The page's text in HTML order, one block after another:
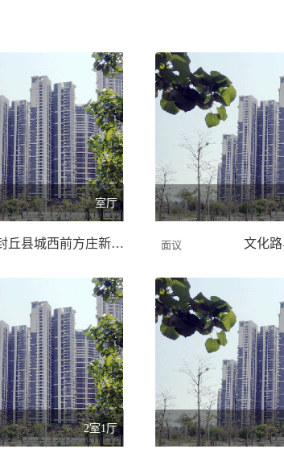
室厅
封丘县城西前方庄新农/300.00 平米 面议
2室1厅